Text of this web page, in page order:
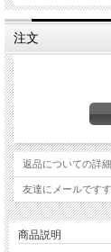
注文
返品についての詳
友達にメールです
商品説明